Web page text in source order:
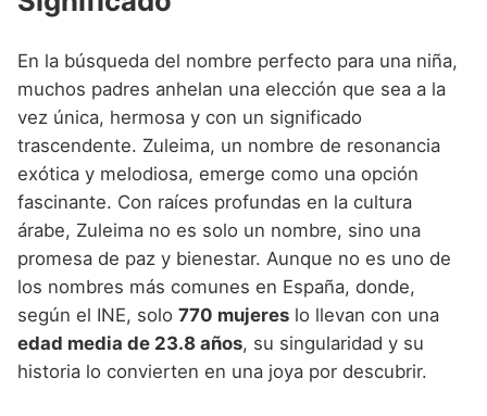
Nombres de Niña que empiezan por P
Nombres de Niña que empiezan por Q
Nombres de Niña que empiezan por R
Nombres de Niña que empiezan por S
Nombres de Niña que empiezan por T
Nombres de Niña que empiezan por U
Nombres de Niña que empiezan por V
Nombres de Niña que empiezan por W
Nombres de Niña que empiezan por X
Nombres de Niña Suecos
Nombres de Niña Riojanos
Nombres de Niña Valencianos
Nombres de Niña Vascos
En la búsqueda del nombre perfecto para una niña,
muchos padres anhelan una elección que sea a la
vez única, hermosa y con un significado
trascendente. Zuleima, un nombre de resonancia
exótica y melodiosa, emerge como una opción
fascinante. Con raíces profundas en la cultura
árabe, Zuleima no es solo un nombre, sino una
promesa de paz y bienestar. Aunque no es uno de
los nombres más comunes en España, donde,
según el INE, solo 770 mujeres lo llevan con una
edad media de 23.8 años, su singularidad y su
historia lo convierten en una joya por descubrir.